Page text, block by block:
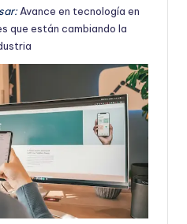
Avance en tecnología en
que están cambiando la